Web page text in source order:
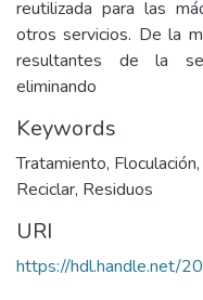
reutilizada para las
otros servicios. De la
resultantes de la
eliminando
Keywords
Tratamiento, Floculación,
Reciclar, Residuos
URI
https://hdl.handle.net/